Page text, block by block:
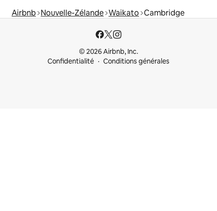
Airbnb Nouvelle-Zélande Waikato Cambridge
© 2026 Airbnb, Inc.
Confidentialité
Conditions générales